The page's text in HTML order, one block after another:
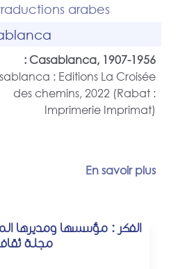
arabes
Casablanca, 1907-1956 :
: Editions La Croisée
des chemins, 2022 (Rabat :
Imprimerie Imprimat)
En savoir plus
الفكر : مؤسسها ومديرها
مجلة